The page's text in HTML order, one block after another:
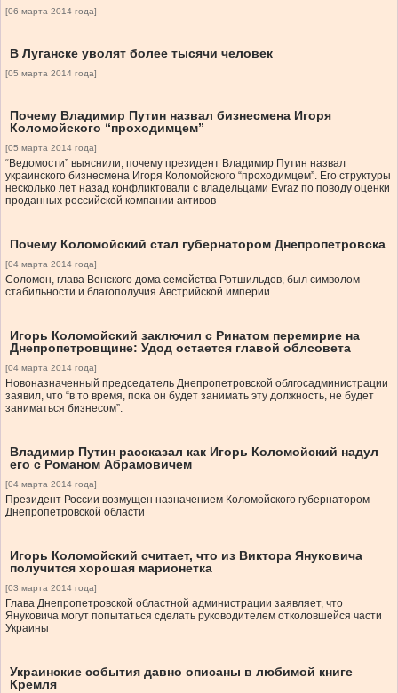
[06 марта 2014 года]
В Луганске уволят более тысячи человек
[05 марта 2014 года]
Почему Владимир Путин назвал бизнесмена Игоря
Коломойского “проходимцем”
[05 марта 2014 года]
“Ведомости” выяснили, почему президент Владимир Путин назвал
украинского бизнесмена Игоря Коломойского “проходимцем”. Его структуры
несколько лет назад конфликтовали с владельцами Evraz по поводу оценки
проданных российской компании активов
Почему Коломойский стал губернатором Днепропетровска
[04 марта 2014 года]
Соломон, глава Венского дома семейства Ротшильдов, был символом
стабильности и благополучия Австрийской империи.
Игорь Коломойский заключил с Ринатом перемирие на
Днепропетровщине: Удод остается главой облсовета
[04 марта 2014 года]
Новоназначенный председатель Днепропетровской облгосадминистрации
заявил, что “в то время, пока он будет занимать эту должность, не будет
заниматься бизнесом”.
Владимир Путин рассказал как Игорь Коломойский надул
его с Романом Абрамовичем
[04 марта 2014 года]
Президент России возмущен назначением Коломойского губернатором
Днепропетровской области
Игорь Коломойский считает, что из Виктора Януковича
получится хорошая марионетка
[03 марта 2014 года]
Глава Днепропетровской областной администрации заявляет, что
Януковича могут попытаться сделать руководителем отколовшейся части
Украины
Украинские события давно описаны в любимой книге
Кремля